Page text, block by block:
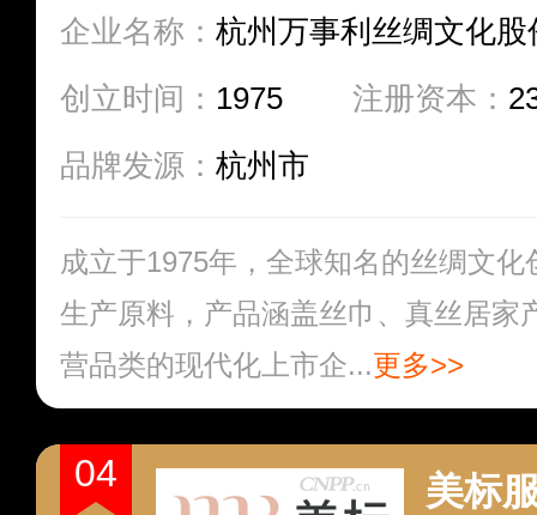
企业名称： 杭州万事利丝绸文化
创立时间： 1975 注册资本：
品牌发源： 杭州市
成立于1975年，全球知名的丝绸文
生产原料，产品涵盖丝巾、真丝居家
营品类的现代化上市企...更多>>
04 美标